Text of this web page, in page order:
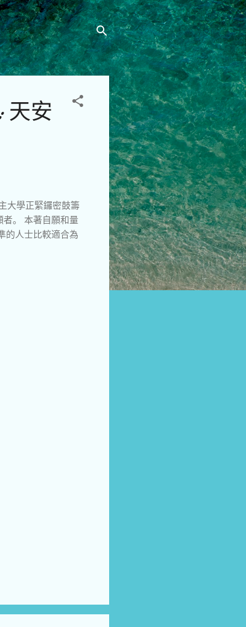
安
大學正緊鑼密鼓籌
者。 本著自願和量
的人士比較適合為